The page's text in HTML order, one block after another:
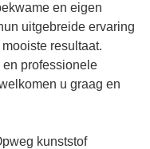
en eigen
uitgebreide ervaring
resultaat.
en professionele
u graag en
kunststof